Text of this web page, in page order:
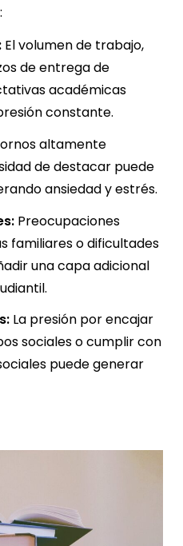
El volumen de trabajo,
de entrega de
académicas
constante.
altamente
de destacar puede
ansiedad y estrés.
Preocupaciones
familiares o dificultades
una capa adicional
La presión por encajar
sociales o cumplir con
puede generar